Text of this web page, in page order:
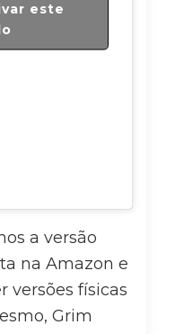
este
a versão
na Amazon e
versões físicas
Grim